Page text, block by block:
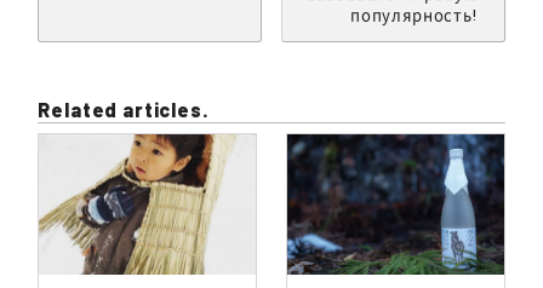
популярность!
Related articles.